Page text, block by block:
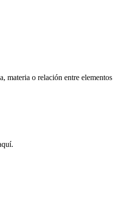
materia o relación entre elementos